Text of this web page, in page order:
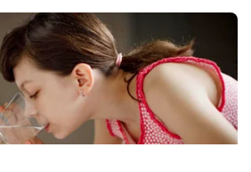
Follow Kabarbaru